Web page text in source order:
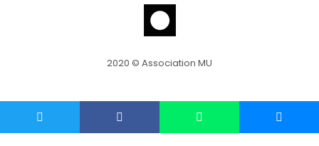
2020 © Association MU